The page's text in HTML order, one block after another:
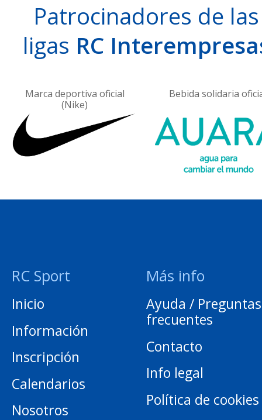
Patrocinadores de las
ligas RC
Marca deportiva oficial
(Nike)
Bebida solidaria
RC Sport
Inicio
Información
Inscripción
Calendarios
Nosotros
Más info
Ayuda / Preguntas
frecuentes
Contacto
Info legal
Política de cookies